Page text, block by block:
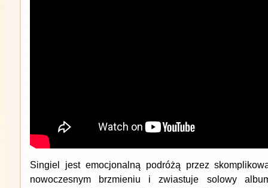
Singiel jest emocjonalną podróżą przez
nowoczesnym brzmieniu i zwiastuje solowy